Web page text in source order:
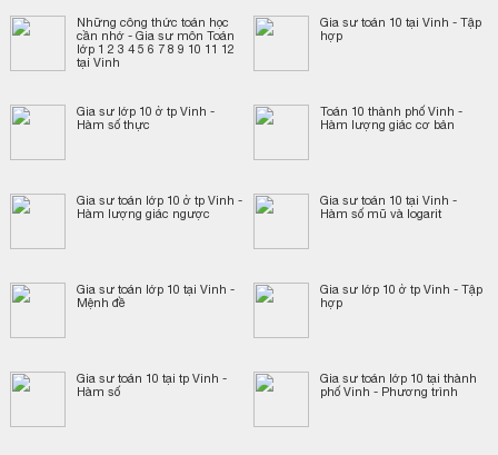
Những công thức toán học
cần nhớ - Gia sư môn Toán
lớp 1 2 3 4 5 6 7 8 9 10 11 12
tại Vinh
Gia sư toán 10 tại Vinh - Tập
hợp
Gia sư lớp 10 ở tp Vinh -
Hàm số thực
Toán 10 thành phố Vinh -
Hàm lượng giác cơ bản
Gia sư toán lớp 10 ở tp Vinh -
Hàm lượng giác ngược
Gia sư toán 10 tại Vinh -
Hàm số mũ và logarit
Gia sư toán lớp 10 tại Vinh -
Mệnh đề
Gia sư lớp 10 ở tp Vinh - Tập
hợp
Gia sư toán 10 tại tp Vinh -
Hàm số
Gia sư toán lớp 10 tại thành
phố Vinh - Phương trình